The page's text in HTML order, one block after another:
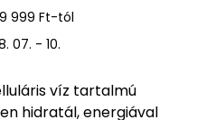
999 Ft-tól
07. - 10.
víz tartalmú
hidratál, energiával